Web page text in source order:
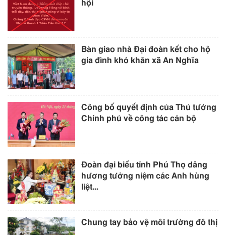
hội
Bàn giao nhà Đại đoàn kết cho hộ
gia đình khó khăn xã An Nghĩa
Công bố quyết định của Thủ tướng
Chính phủ về công tác cán bộ
Đoàn đại biểu tỉnh Phú Thọ dâng
hương tưởng niệm các Anh hùng
liệt...
Chung tay bảo vệ môi trường đô thị